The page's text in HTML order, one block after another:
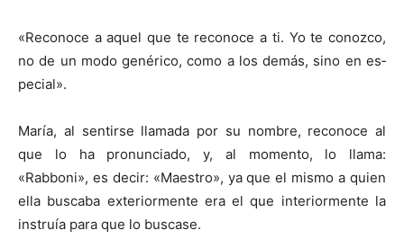
«Reconoce a aquel que te reconoce a ti. Yo te conozco,
no de un modo genérico, como a los demás, sino en es­
pecial».
María, al sentirse llamada por su nombre, reconoce al
que lo ha pronunciado, y, al momento, lo llama:
«Rabboni», es decir: «Maestro», ya que el mismo a quien
ella buscaba exteriormente era el que interiormente la
instruía para que lo buscase.